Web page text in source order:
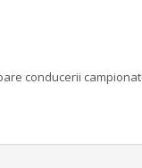
conducerii